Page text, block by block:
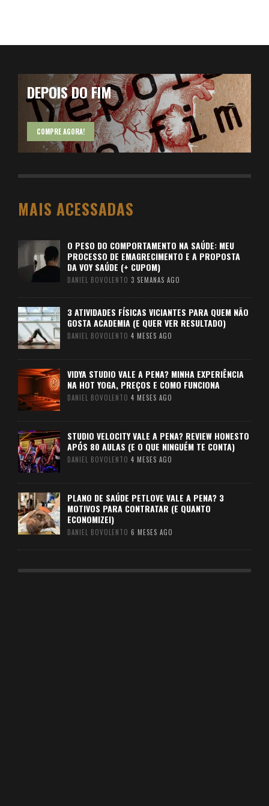
DEPOIS DO FIM
COMPRE AGORA!
MAIS ACESSADAS
O PESO DO COMPORTAMENTO NA SAÚDE: MEU
PROCESSO DE EMAGRECIMENTO E A PROPOSTA
DA VOY SAÚDE (+ CUPOM)
DANIEL BOVOLENTO 3 SEMANAS AGO
3 ATIVIDADES FÍSICAS VICIANTES PARA QUEM NÃO
GOSTA ACADEMIA (E QUER VER RESULTADO)
DANIEL BOVOLENTO 4 MESES AGO
VIDYA STUDIO VALE A PENA? MINHA EXPERIÊNCIA
NA HOT YOGA, PREÇOS E COMO FUNCIONA
DANIEL BOVOLENTO 4 MESES AGO
STUDIO VELOCITY VALE A PENA? REVIEW HONESTO
APÓS 80 AULAS (E O QUE NINGUÉM TE CONTA)
DANIEL BOVOLENTO 4 MESES AGO
PLANO DE SAÚDE PETLOVE VALE A PENA? 3
MOTIVOS PARA CONTRATAR (E QUANTO
ECONOMIZEI)
DANIEL BOVOLENTO 6 MESES AGO